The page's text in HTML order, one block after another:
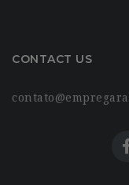
CONTACT US